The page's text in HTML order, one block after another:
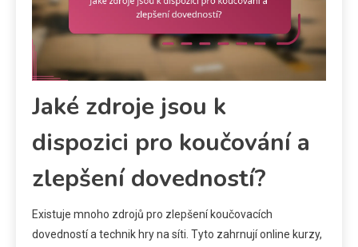
Jaké zdroje jsou k
dispozici pro koučování a
zlepšení dovedností?
Existuje mnoho zdrojů pro zlepšení koučovacích
dovedností a technik hry na síti. Tyto zahrnují online kurzy,